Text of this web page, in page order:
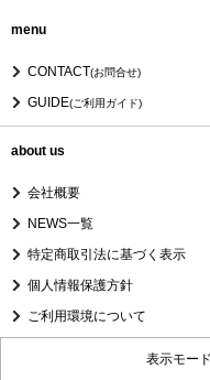
menu
CONTACT(お問合せ)
GUIDE(ご利用ガイド)
about us
会社概要
NEWS一覧
特定商取引法に基づく表示
個人情報保護方針
ご利用環境について
表示モー